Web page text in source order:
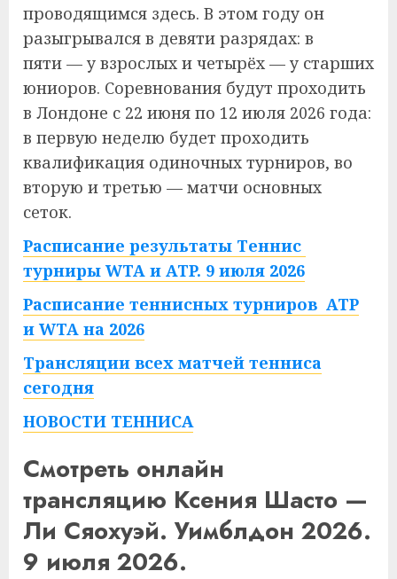
проводящимся здесь. В этом году он
разыгрывался в девяти разрядах: в
пяти — у взрослых и четырёх — у старших
юниоров. Соревнования будут проходить
в Лондоне с 22 июня по 12 июля 2026 года:
в первую неделю будет проходить
квалификация одиночных турниров, во
вторую и третью — матчи основных
сеток.
Расписание результаты Теннис
турниры WTA и ATP. 9 июля 2026
Расписание теннисных турниров ATP
и WTA на 2026
Трансляции всех матчей тенниса
сегодня
НОВОСТИ ТЕННИСА
Смотреть онлайн
трансляцию Ксения Шасто —
Ли Сяохуэй. Уимблдон 2026.
9 июля 2026.